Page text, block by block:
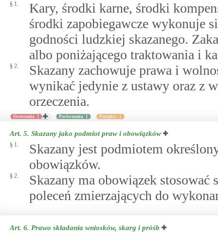
§ 1.
Kary, środki karne, środki
środki zapobiegawcze wykonuje
godności ludzkiej skazanego.
albo poniżającego traktowania i
§ 2.
Skazany zachowuje prawa i
wynikać jedynie z ustawy oraz z
orzeczenia.
Orzeczenia: 1 Porównania: 1 Przypisy: 1
Art. 5. Skazany jako podmiot praw i obowiązków
§ 1.
Skazany jest podmiotem
obowiązków.
§ 2.
Skazany ma obowiązek stosować
poleceń zmierzających do
Art. 6. Prawo składania wniosków, skarg i próśb